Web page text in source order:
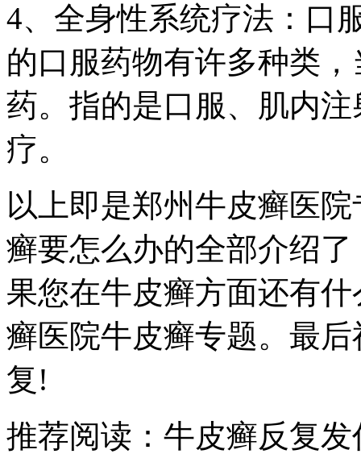
4、全身性系统疗法：口
的口服药物有许多种类
药。指的是口服、肌内
疗。
以上即是郑州牛皮癣医
癣要怎么办的全部介绍
果您在牛皮癣方面还有
癣医院牛皮癣专题。最
复!
推荐阅读：牛皮癣反复